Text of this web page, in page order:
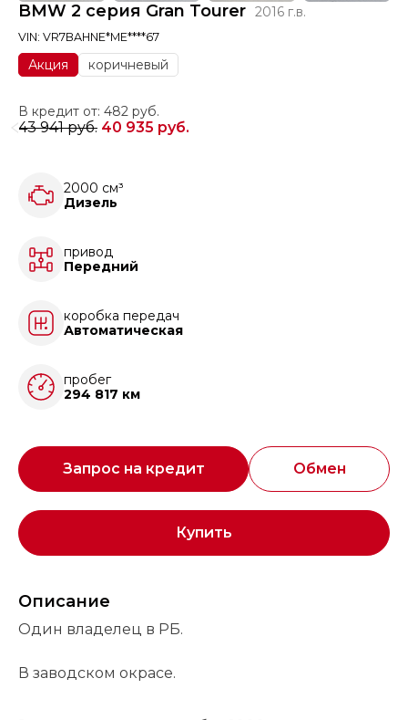
BMW 2 серия Gran Tourer 2016 г.в.
VIN: VR7BAHNE*ME****67
Акция коричневый
В кредит от: 482 руб.
43 941 руб. 40 935 руб.
2000 см³
Дизель
привод
Передний
коробка передач
Автоматическая
пробег
294 817 км
Запрос на кредит Обмен
Купить
Описание
Один владелец в РБ.
В заводском окрасе.